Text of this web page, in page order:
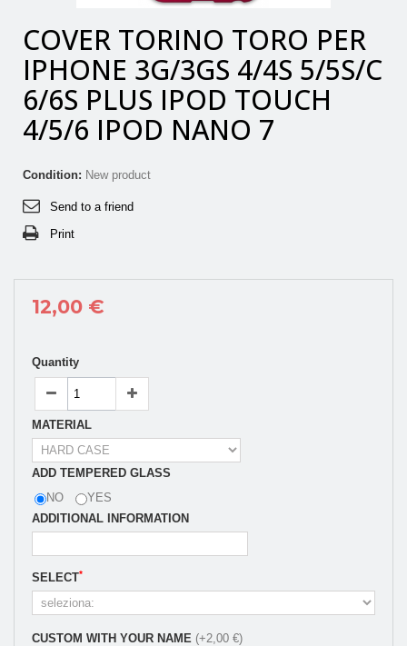
COVER TORINO TORO PER
IPHONE 3G/3GS 4/4S 5/5S/C
6/6S PLUS IPOD TOUCH
4/5/6 IPOD NANO 7
Condition: New product
Send to a friend
Print
12,00 €
Quantity
MATERIAL
ADD TEMPERED GLASS
NO
YES
ADDITIONAL INFORMATION
SELECT*
CUSTOM WITH YOUR NAME (+2,00 €)